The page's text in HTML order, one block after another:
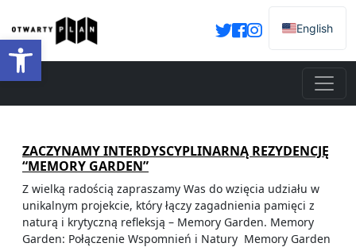
Otwórz pasek narzędzi
English
ZACZYNAMY INTERDYSCYPLINARNĄ REZYDENCJĘ
“MEMORY GARDEN”
Z wielką radością zapraszamy Was do wzięcia udziału w
unikalnym projekcie, który łączy zagadnienia pamięci z
naturą i krytyczną refleksją – Memory Garden. Memory
Garden: Połączenie Wspomnień i Natury Memory Garden